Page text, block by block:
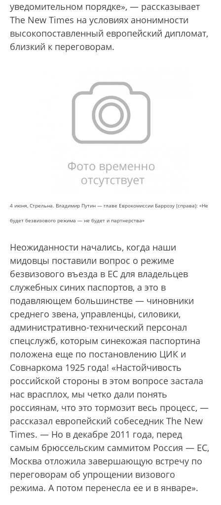
уведомительном порядке», — рассказывает
The New Times на условиях анонимности
высокопоставленный европейский дипломат,
близкий к переговорам.
4 июня, Стрельна. Владимир Путин — главе Еврокомиссии Баррозу (справа): «Не
будет безвизового режима — не будет и партнерства»
Неожиданности начались, когда наши
мидовцы поставили вопрос о режиме
безвизового въезда в ЕС для владельцев
служебных синих паспортов, а это в
подавляющем большинстве — чиновники
среднего звена, управленцы, силовики,
административно-технический персонал
спецслужб, которым синекожая паспортина
положена еще по постановлению ЦИК и
Совнаркома 1925 года! «Настойчивость
российской стороны в этом вопросе застала
нас врасплох, мы четко дали понять
россиянам, что это тормозит весь процесс, —
рассказал европейский собеседник The New
Times. — Но в декабре 2011 года, перед
самым брюссельским саммитом Россия — ЕС,
Москва отложила завершающую встречу по
переговорам об упрощении визового
режима. А потом перенесла ее и в январе».